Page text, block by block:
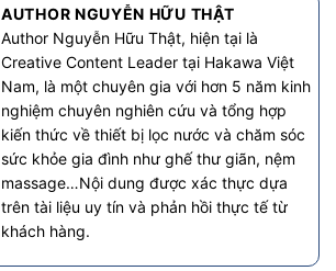
AUTHOR NGUYỄN HỮU THẬT
Author Nguyễn Hữu Thật, hiện tại là
Creative Content Leader tại Hakawa Việt
Nam, là một chuyên gia với hơn 5 năm kinh
nghiệm chuyên nghiên cứu và tổng hợp
kiến thức về thiết bị lọc nước và chăm sóc
sức khỏe gia đình như ghế thư giãn, nệm
massage…Nội dung được xác thực dựa
trên tài liệu uy tín và phản hồi thực tế từ
khách hàng.